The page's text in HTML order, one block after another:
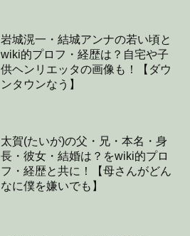
岩城滉一・結城アンナの若い頃と
wiki的プロフ・経歴は？自宅や子
供ヘンリエッタの画像も！【ダウ
ンタウンなう】
太賀(たいが)の父・兄・本名・身
長・彼女・結婚は？をwiki的プロ
フ・経歴と共に！【母さんがどん
なに僕を嫌いでも】